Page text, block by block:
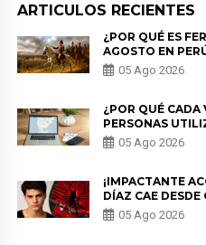
ARTICULOS RECIENTES
¿POR QUÉ ES
AGOSTO EN
HISTORIA
05 Ago 2026
¿POR QUÉ CADA
PERSONAS
PARA PROTEGER
PRIVACIDAD?
05 Ago 2026
¡IMPACTANTE
DÍAZ CAE
EN “ESTO ES
PREOCUPACIÓN
05 Ago 2026